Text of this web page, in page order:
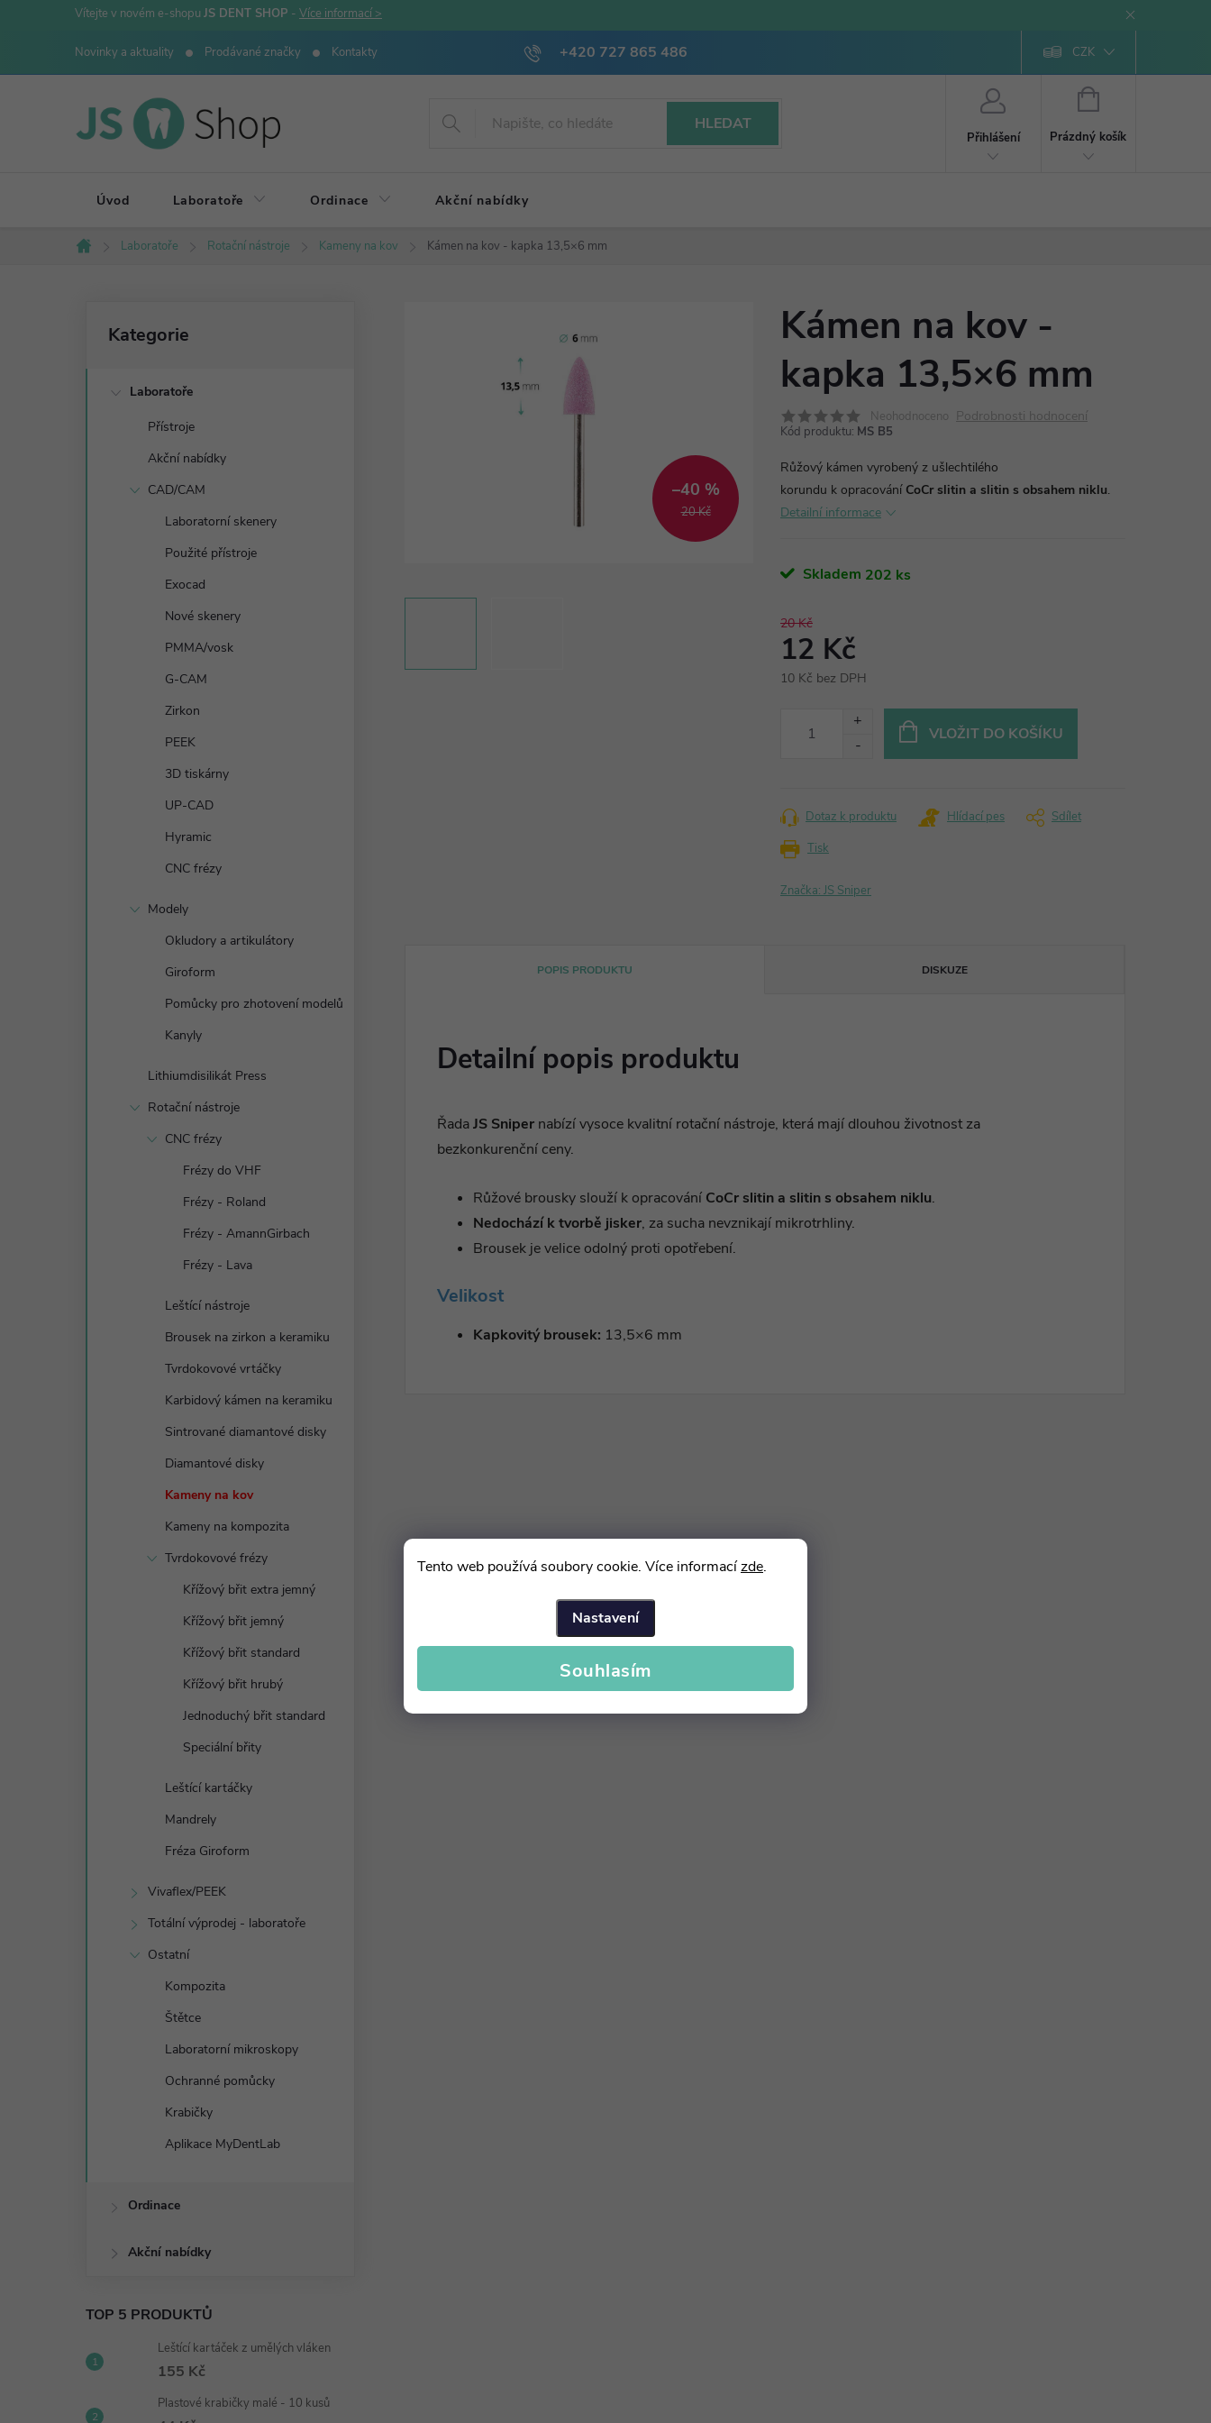
Tento web používá soubory cookie. Více informacízde.
Nastavení
Souhlasím
Vítejte v novém e-shopu JS DENT SHOP - Více informací >
+420 727 865 486
Novinky a aktuality Prodávané značky Kontakty CZK
HLEDAT
Přihlášení
NÁKUPNÍ
Prázdný košík
Úvod Laboratoře Ordinace Akční nabídky
Domů
Laboratoře Rotační nástroje Kameny na kov Kámen na kov - kapka 13,5×6 mm
o
kategorie
Kategorie
Laboratoře
Přístroje
Akční nabídky
CAD/CAM
Laboratorní skenery
Použité přístroje
Exocad
Nové skenery
PMMA/vosk
G-CAM
Zirkon
PEEK
3D tiskárny
UP-CAD
Hyramic
CNC frézy
Modely
Okludory a artikulátory
Giroform
Pomůcky pro zhotovení modelů
Kanyly
Lithiumdisilikát Press
Rotační nástroje
CNC frézy
Frézy do VHF
Frézy - Roland
Frézy - AmannGirbach
Frézy - Lava
Leštící nástroje
Brousek na zirkon a keramiku
Tvrdokovové vrtáčky
Karbidový kámen na keramiku
Sintrované diamantové disky
Diamantové disky
Kameny na kov
Kameny na kompozita
Tvrdokovové frézy
Křížový břit extra jemný
Křížový břit jemný
Křížový břit standard
Křížový břit hrubý
Jednoduchý břit standard
Speciální břity
Leštící kartáčky
Mandrely
Fréza Giroform
Vivaflex/PEEK
Totální výprodej - laboratoře
Ostatní
Kompozita
Štětce
Laboratorní mikroskopy
Ochranné pomůcky
Krabičky
Aplikace MyDentLab
Ordinace
Akční nabídky
TOP 5 PRODUKTŮ
Leštící kartáček z umělých vláken
155 Kč
Plastové krabičky malé - 10 kusů
20 Kč
–40 %
Kámen na kov -
kapka 13,5×6 mm
Neohodnoceno Podrobnosti hodnocení
Kód produktu: MS B5
Růžový kámen vyrobený z ušlechtilého
korundu k opracování CoCr slitin a slitin s obsahem niklu.
Detailní informace
Skladem 202 ks
20 Kč
12 Kč
10 Kč bez DPH
VLOŽIT DO KOŠÍKU
Tisk
Dotaz k produktu Hlídací pes Sdílet
Značka: JS Sniper
POPIS PRODUKTU DISKUZE
Detailní popis produktu
ŘadaJS Sniper nabízí vysoce kvalitní rotační nástroje, která mají dlouhou životnost za
bezkonkurenční ceny.
Růžové brousky slouží k opracování CoCr slitin a slitin s obsahem niklu.
Nedochází k tvorbě jisker, za sucha nevznikají mikrotrhliny.
Brousek je velice odolný proti opotřebení.
Velikost
Kapkovitý brousek: 13,5×6 mm